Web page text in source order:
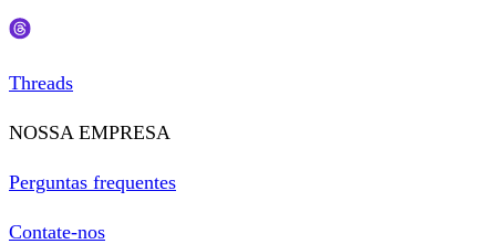
Threads
NOSSA EMPRESA
Perguntas frequentes
Contate-nos